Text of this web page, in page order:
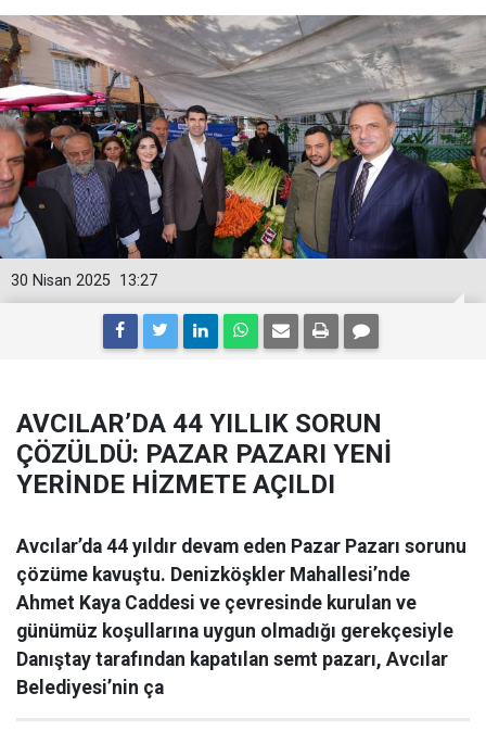
13:27
30 Nisan 2025
AVCILAR’DA 44 YILLIK SORUN
ÇÖZÜLDÜ: PAZAR PAZARI YENİ
YERİNDE HİZMETE AÇILDI
Avcılar’da 44 yıldır devam eden Pazar Pazarı sorunu
çözüme kavuştu. Denizköşkler Mahallesi’nde
Ahmet Kaya Caddesi ve çevresinde kurulan ve
günümüz koşullarına uygun olmadığı gerekçesiyle
Danıştay tarafından kapatılan semt pazarı, Avcılar
Belediyesi’nin ça